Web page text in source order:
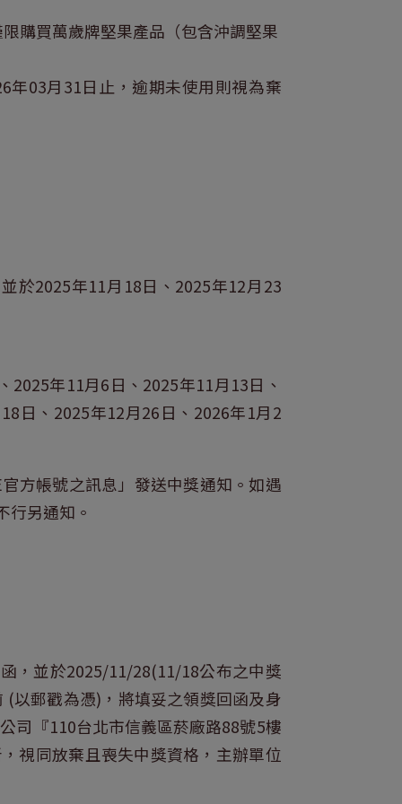
購買萬歲牌堅果產品（包含沖調堅果
03月31日止，逾期未使用則視為棄
於2025年11月18日、2025年12月23
年11月6日、2025年11月13日、
日、2025年12月26日、2026年1月2
方帳號之訊息」發送中獎通知。如遇
行另通知。
，並於2025/11/28(11/18公布之中獎
以郵戳為憑)，將填妥之領獎回函及身
司『110台北市信義區菸廠路88號5樓
視同放棄且喪失中獎資格，主辦單位